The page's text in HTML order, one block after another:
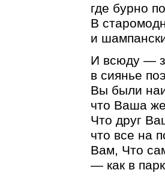
где бурно
В
и
И всюду —
в сиянье
Вы были
что Ваша
Что друг
что все на
Вам, Что
— как в